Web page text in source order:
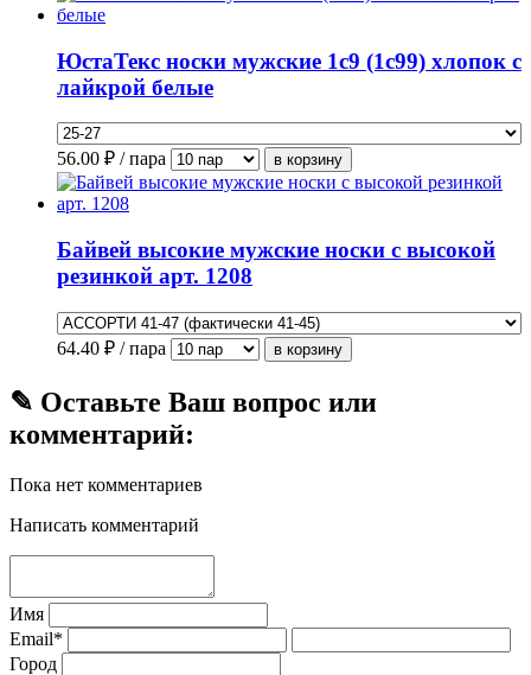
ЮстаТекс носки мужские 1с9 (1с99) хлопок с
лайкрой белые
56.00 ₽ / пара
Байвей высокие мужские носки с высокой
резинкой арт. 1208
64.40 ₽ / пара
✎ Оставьте Ваш вопрос или
комментарий:
Пока нет комментариев
Написать комментарий
Имя
Email*
Город